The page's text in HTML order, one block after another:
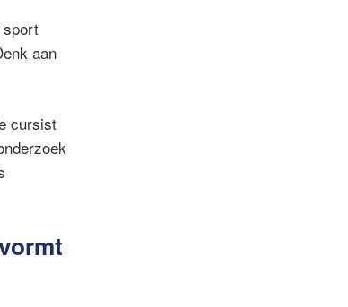
sport
aan
cursist